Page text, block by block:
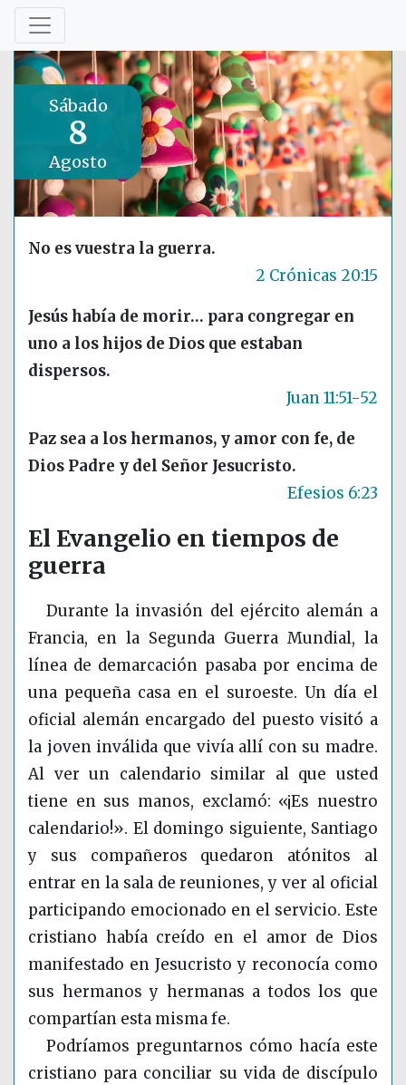
Sábado
8
Agosto
No es vuestra la guerra.
2 Crónicas 20:15
Jesús había de morir… para congregar en
uno a los hijos de Dios que estaban
dispersos.
Juan 11:51-52
Paz sea a los hermanos, y amor con fe, de
Dios Padre y del Señor Jesucristo.
Efesios 6:23
El Evangelio en tiempos de
guerra
Durante la invasión del ejército alemán a
Francia, en la Segunda Guerra Mundial, la
línea de demarcación pasaba por encima de
una pequeña casa en el suroeste. Un día el
oficial alemán encargado del puesto visitó a
la joven inválida que vivía allí con su madre.
Al ver un calendario similar al que usted
tiene en sus manos, exclamó: «¡Es nuestro
calendario!». El domingo siguiente, Santiago
y sus compañeros quedaron atónitos al
entrar en la sala de reuniones, y ver al oficial
participando emocionado en el servicio. Este
cristiano había creído en el amor de Dios
manifestado en Jesucristo y reconocía como
sus hermanos y hermanas a todos los que
compartían esta misma fe.
Podríamos preguntarnos cómo hacía este
cristiano para conciliar su vida de discípulo